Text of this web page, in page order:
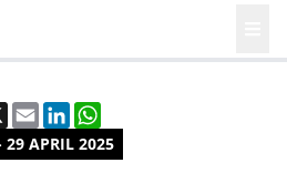
29 APRIL 2025
X EmailLinkedIn